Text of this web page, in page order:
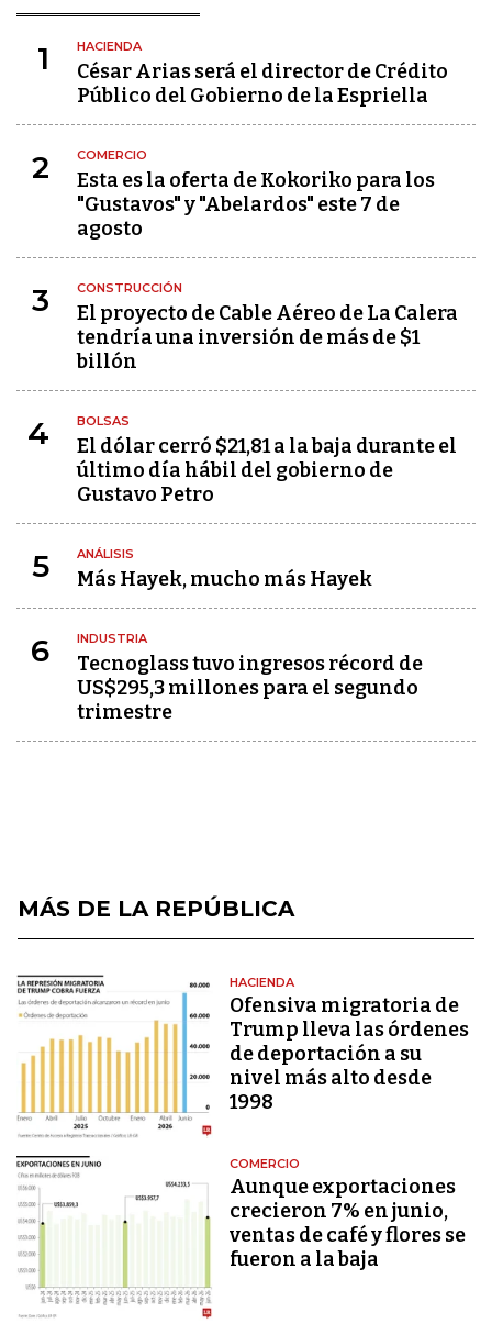
1 HACIENDA
César Arias será el director de Crédito
Público del Gobierno de la Espriella
2 COMERCIO
Esta es la oferta de Kokoriko para los
"Gustavos" y "Abelardos" este 7 de
agosto
3 CONSTRUCCIÓN
El proyecto de Cable Aéreo de La Calera
tendría una inversión de más de $1
billón
4 BOLSAS
El dólar cerró $21,81 a la baja durante el
último día hábil del gobierno de
Gustavo Petro
5 ANÁLISIS
Más Hayek, mucho más Hayek
6 INDUSTRIA
Tecnoglass tuvo ingresos récord de
US$295,3 millones para el segundo
trimestre
MÁS DE LA REPÚBLICA
HACIENDA
Ofensiva migratoria de
Trump lleva las órdenes
de deportación a su
nivel más alto desde
1998
COMERCIO
Aunque exportaciones
crecieron 7% en junio,
ventas de café y flores se
fueron a la baja